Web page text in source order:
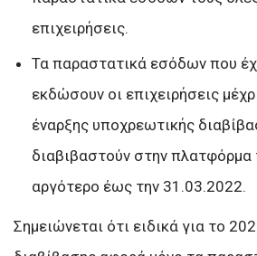
επιχειρήσεις.
Τα παραστατικά εσόδων που
εκδώσουν οι επιχειρήσεις
έναρξης υποχρεωτικής
διαβιβαστούν στην πλατφόρμα
αργότερο έως την 31.03.2022.
Σημειώνεται ότι ειδικά για το